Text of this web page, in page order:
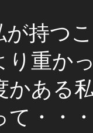
が持つ
り重か
かある
て・・